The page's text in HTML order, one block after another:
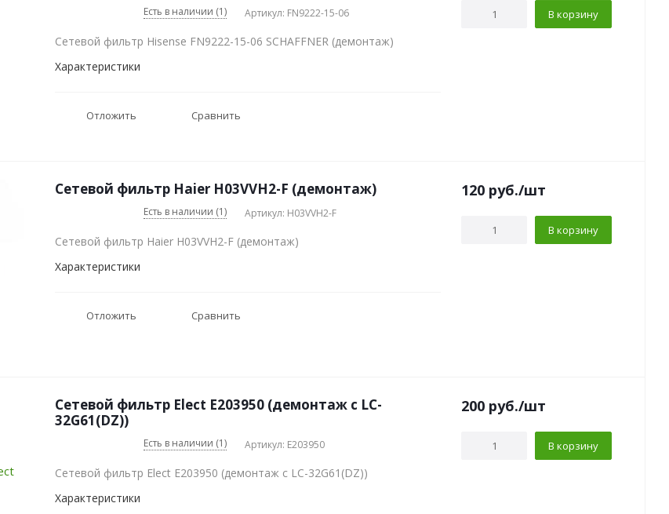
Есть в наличии (1) Артикул: FN9222-15-06
Сетевой фильтр Hisense FN9222-15-06 SCHAFFNER (демонтаж)
Характеристики
Отложить Сравнить
В корзину
Сетевой фильтр Haier H03VVH2-F (демонтаж)
Есть в наличии (1) Артикул: H03VVH2-F
Сетевой фильтр Haier H03VVH2-F (демонтаж)
Характеристики
Отложить Сравнить
120 руб./шт
В корзину
Сетевой фильтр Elect E203950 (демонтаж с LC-
32G61(DZ))
Есть в наличии (1) Артикул: E203950
Сетевой фильтр Elect E203950 (демонтаж с LC-32G61(DZ))
Характеристики
200 руб./шт
В корзину